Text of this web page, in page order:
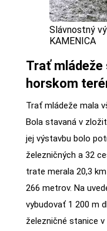
Slávnostný
KAMENICA
Trať mládeže
horskom
Trať mládeže mala
Bola stavaná v
jej výstavbu bolo
železničných a 32
trate merala 20,3
266 metrov. Na
vybudovať 1 200 m
železničné stanice v